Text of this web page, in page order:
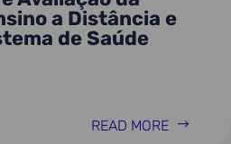
a Distância e
de Saúde
READ MORE